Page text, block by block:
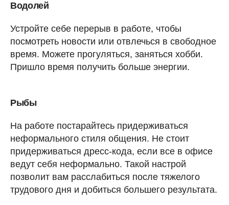
Водолей
Устройте себе перерыв в работе, чтобы
посмотреть новости или отвлечься в свободное
время. Можете прогуляться, заняться хобби.
Пришло время получить больше энергии.
Рыбы
На работе постарайтесь придерживаться
неформального стиля общения. Не стоит
придерживаться дресс-кода, если все в офисе
ведут себя неформально. Такой настрой
позволит вам расслабиться после тяжелого
трудового дня и добиться большего результата.